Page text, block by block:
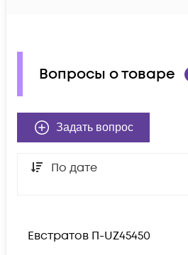
Вопросы о товаре
Задать вопрос
По дате
Евстратов П-UZ45450